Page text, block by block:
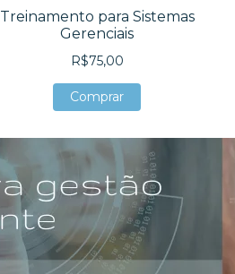
Treinamento para Sistemas
Gerenciais
R$75,00
Comprar
Comprar
Comprar